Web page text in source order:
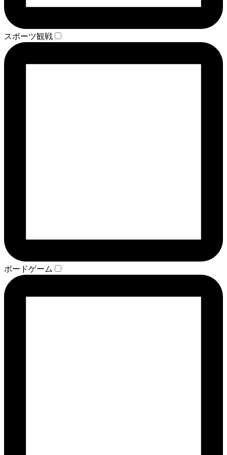
スポーツ観戦
ボードゲーム